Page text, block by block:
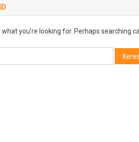
what you’re looking for. Perhaps searching